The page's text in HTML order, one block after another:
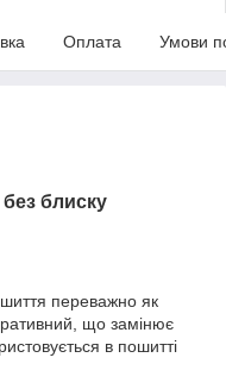
Оплата Умови
блиску
шиття переважно як
що замінює
в пошитті